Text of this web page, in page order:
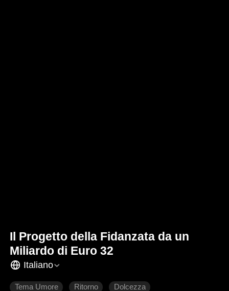
Il Progetto della Fidanzata da un
Miliardo di Euro 32
Italiano
Tema Umore Ritorno Dolcezza